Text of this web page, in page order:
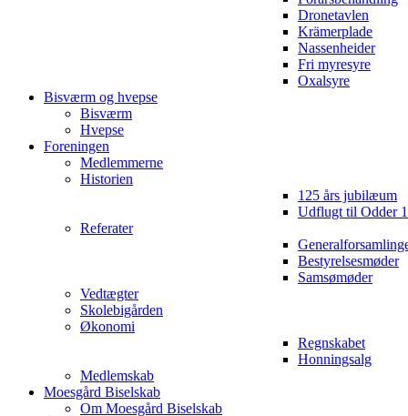
Dronetavlen
Krämerplade
Nassenheider
Fri myresyre
Oxalsyre
Bisværm og hvepse
Bisværm
Hvepse
Foreningen
Medlemmerne
Historien
125 års jubilæum
Udflugt til Odder
Referater
Bestyrelsesmøder
Samsømøder
Vedtægter
Skolebigården
Økonomi
Regnskabet
Honningsalg
Medlemskab
Moesgård Biselskab
Om Moesgård Biselskab